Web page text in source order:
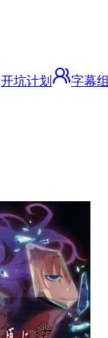
开坑计划 字幕组